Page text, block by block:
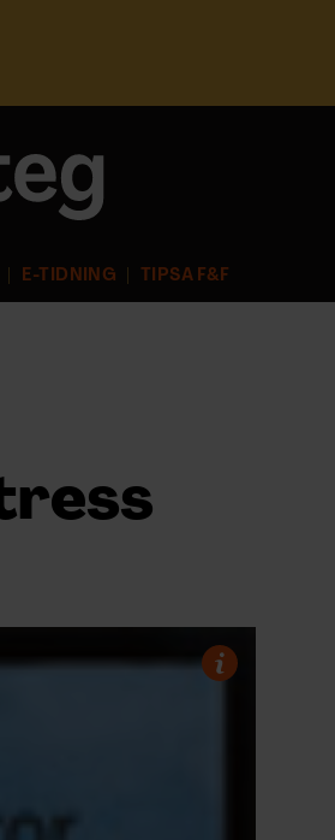
E-TIDNING TIPSA F&F
r